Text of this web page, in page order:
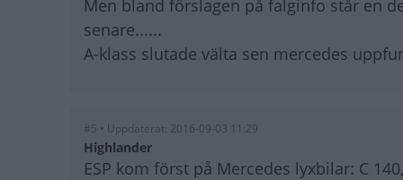
Men bland förslagen på falginfo står en
senare......
A-klass slutade välta sen mercedes
#5 • Uppdaterat: 2016-09-03 11:29
Highlander
ESP kom först på Mercedes lyxbilar: C